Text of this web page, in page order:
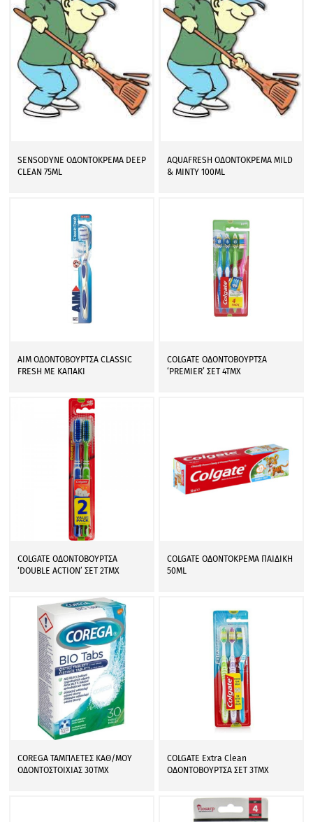
SENSODYNE ΟΔΟΝΤΟΚΡΕΜΑ DEEP
CLEAN 75ML
AQUAFRESH ΟΔΟΝΤΟΚΡΕΜΑ MILD
& MINTY 100ML
AIM ΟΔΟΝΤΟΒΟΥΡΤΣΑ CLASSIC
FRESH ΜΕ ΚΑΠΑΚΙ
COLGATE ΟΔΟΝΤΟΒΟΥΡΤΣΑ
‘PREMIER’ ΣΕΤ 4ΤΜΧ
COLGATE ΟΔΟΝΤΟΒΟΥΡΤΣΑ
‘DOUBLE ACTION’ ΣΕΤ 2ΤΜΧ
COLGATE ΟΔΟΝΤΟΚΡΕΜΑ ΠΑΙΔΙΚΗ
50ML
COREGA ΤΑΜΠΛΕΤΕΣ ΚΑΘ/ΜΟΥ
ΟΔΟΝΤΟΣΤΟΙΧΙΑΣ 30ΤΜΧ
COLGATE Extra Clean
ΟΔΟΝΤΟΒΟΥΡΤΣΑ ΣΕΤ 3ΤΜΧ